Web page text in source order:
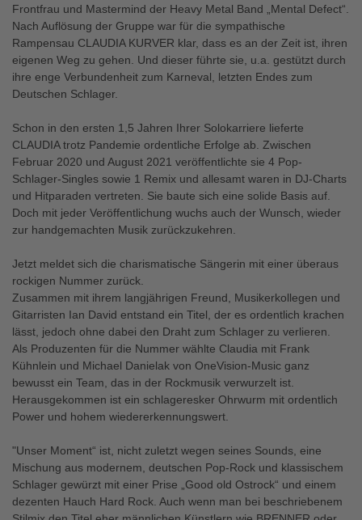
Frontfrau und Mastermind der Heavy Metal Band „Mental Defect“.
Nach Auflösung der Gruppe war für die sympathische
Rampensau CLAUDIA KURVER klar, dass es an der Zeit ist, ihren
eigenen Weg zu gehen. Und dieser führte sie, u.a. gestützt durch
ihre enge Verbundenheit zum Karneval, letzten Endes zum
Deutschen Schlager.
Schon in den ersten 1,5 Jahren Ihrer Solokarriere lieferte
CLAUDIA trotz Pandemie ordentliche Erfolge ab. Zwischen
Februar 2020 und August 2021 veröffentlichte sie 4 Pop-
Schlager-Singles sowie 1 Remix und allesamt waren in DJ-Charts
und Hitparaden vertreten. Sie baute sich eine solide Basis auf.
Doch mit jeder Veröffentlichung wuchs auch der Wunsch, wieder
zur handgemachten Musik zurückzukehren.
Jetzt meldet sich die charismatische Sängerin mit einer überaus
rockigen Nummer zurück.
Zusammen mit ihrem langjährigen Freund, Musikerkollegen und
Gitarristen Ian David entstand ein Titel, der es ordentlich krachen
lässt, jedoch ohne dabei den Draht zum Schlager zu verlieren.
Als Produzenten für die Nummer wählte Claudia mit Frank
Kühnlein und Michael Danielak von OneVision-Music ganz
bewusst ein Team, das in der Rockmusik verwurzelt ist.
Herausgekommen ist ein schlageresker Ohrwurm mit ordentlich
Power und hohem wiedererkennungswert.
"Unser Moment“ ist, nicht zuletzt wegen seines Sounds, eine
Mischung aus modernem, deutschen Pop-Rock und klassischem
Schlager gewürzt mit einer Prise „Good old Ostrock“ und einem
dezenten Hauch Hard Rock. Auch wenn man bei beschriebenem